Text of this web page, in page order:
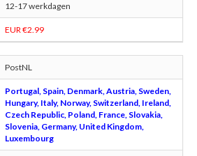
12-17 werkdagen
EUR €2.99
PostNL
Portugal, Spain, Denmark, Austria, Sweden,
Hungary, Italy, Norway, Switzerland, Ireland,
Czech Republic, Poland, France, Slovakia,
Slovenia, Germany, United Kingdom,
Luxembourg